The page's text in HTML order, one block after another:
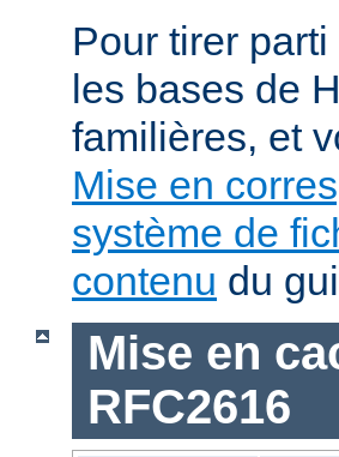
Pour tirer
les bases de
familières, et
Mise en
système de
contenu du
Mise en
RFC2616